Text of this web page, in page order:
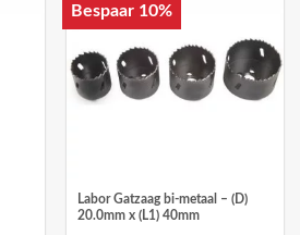
Bespaar 10%
Labor Gatzaag bi-metaal – (D)
20.0mm x (L1) 40mm